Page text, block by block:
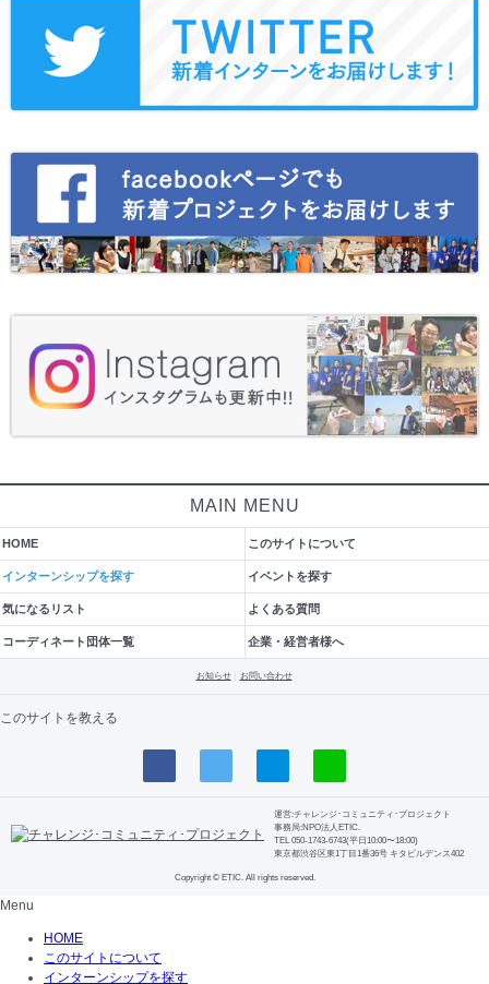
MAIN MENU
HOME このサイトについて
インターンシップを探す イベントを探す
気になるリスト よくある質問
コーディネート団体一覧 企業・経営者様へ
お知らせ お問い合わせ
このサイトを教える
運営:チャレンジ･コミュニティ･プロジェクト
事務局:NPO法人ETIC.
TEL 050-1743-6743(平日10:00〜18:00)
東京都渋谷区東1丁目1番36号 キタビルデンス402
Copyright © ETIC. All rights reserved.
Menu
HOME
このサイトについて
インターンシップを探す